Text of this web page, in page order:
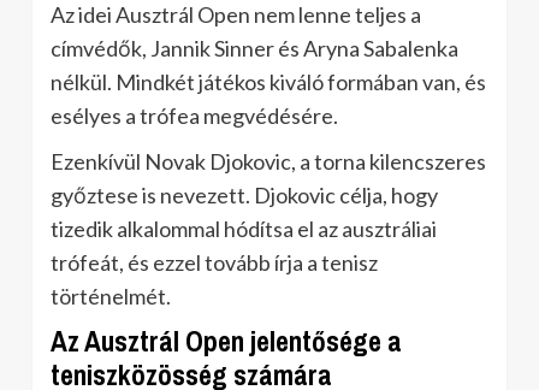
Az idei Ausztrál Open nem lenne teljes a
címvédők, Jannik Sinner és Aryna Sabalenka
nélkül. Mindkét játékos kiváló formában van, és
esélyes a trófea megvédésére.
Ezenkívül Novak Djokovic, a torna kilencszeres
győztese is nevezett. Djokovic célja, hogy
tizedik alkalommal hódítsa el az ausztráliai
trófeát, és ezzel tovább írja a tenisz
történelmét.
Az Ausztrál Open jelentősége a
teniszközösség számára